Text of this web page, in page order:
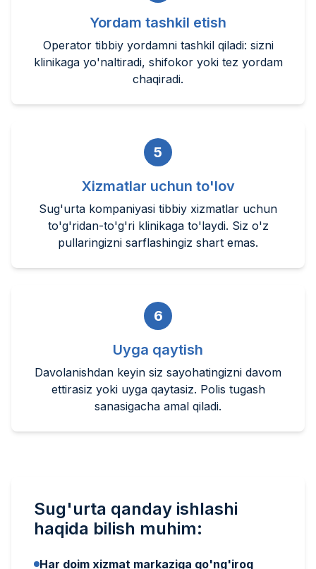
Yordam tashkil etish
Operator tibbiy yordamni tashkil qiladi: sizni
klinikaga yo'naltiradi, shifokor yoki tez yordam
chaqiradi.
5
Xizmatlar uchun to'lov
Sug'urta kompaniyasi tibbiy xizmatlar uchun
to'g'ridan-to'g'ri klinikaga to'laydi. Siz o'z
pullaringizni sarflashingiz shart emas.
6
Uyga qaytish
Davolanishdan keyin siz sayohatingizni davom
ettirasiz yoki uyga qaytasiz. Polis tugash
sanasigacha amal qiladi.
Sug'urta qanday ishlashi
haqida bilish muhim:
Har doim xizmat markaziga qo'ng'iroq